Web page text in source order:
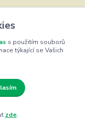
- 2026
s použitím souborů
týkající se Vašich
zde.